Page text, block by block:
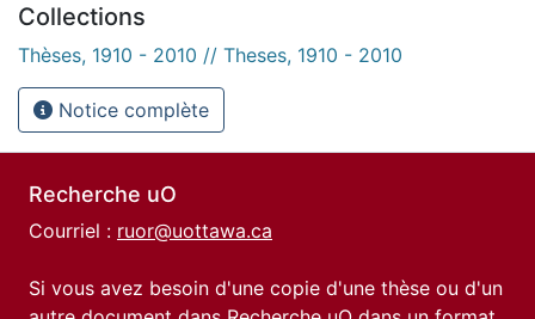
Collections
Thèses, 1910 - 2010 // Theses, 1910 - 2010
Notice complète
Recherche uO
Courriel : ruor@uottawa.ca
Si vous avez besoin d'une copie d'une thèse ou d'un